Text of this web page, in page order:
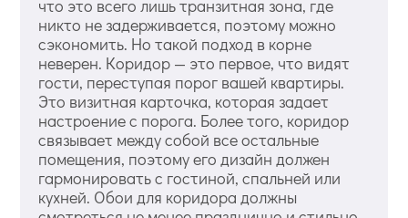
что это всего лишь транзитная зона, где
никто не задерживается, поэтому можно
сэкономить. Но такой подход в корне
неверен. Коридор — это первое, что видят
гости, переступая порог вашей квартиры.
Это визитная карточка, которая задает
настроение с порога. Более того, коридор
связывает между собой все остальные
помещения, поэтому его дизайн должен
гармонировать с гостиной, спальней или
кухней. Обои для коридора должны